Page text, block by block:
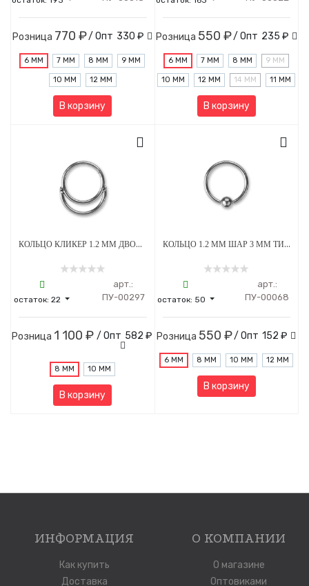
Розница 770 ₽/ Опт 330 ₽
6 ММ 7 ММ 8 ММ 9 ММ
10 ММ 12 ММ
В корзину
Розница 550 ₽/ Опт 235 ₽
6 ММ 7 ММ 8 ММ 9 ММ
10 ММ 12 ММ 14 ММ 11 ММ
В корзину
КОЛЬЦО КЛИКЕР 1.2 ММ ДВОЙНОЕ ТИТАН
остаток:22
арт.:
ПУ-00297
Розница 1 100 ₽ / Опт 582 ₽
8 ММ 10 ММ
В корзину
КОЛЬЦО 1.2 ММ ШАР 3 ММ ТИТАН
остаток: 50
арт.:
ПУ-00068
Розница 550 ₽/ Опт 152 ₽
6 ММ 8 ММ 10 ММ 12 ММ
В корзину
ИНФОРМАЦИЯ
Как купить
Доставка
О КОМПАНИИ
О магазине
Оптовиками